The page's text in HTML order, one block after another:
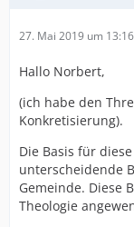
27. Mai 2019 um 13:16
Hallo Norbert,
(ich habe den
Konkretisierung).
Die Basis für
unterscheidende
Gemeinde. Diese
Theologie